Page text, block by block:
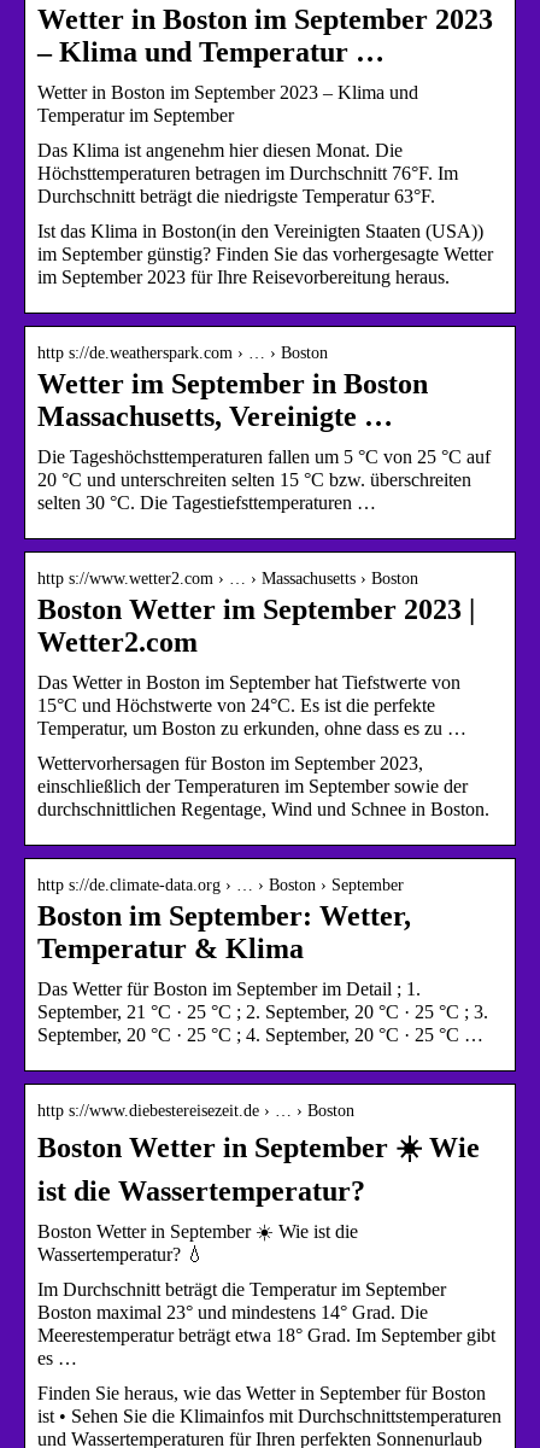
Wetter in Boston im September 2023
– Klima und Temperatur …
Wetter in Boston im September 2023 – Klima und
Temperatur im September
Das Klima ist angenehm hier diesen Monat. Die
Höchsttemperaturen betragen im Durchschnitt 76°F. Im
Durchschnitt beträgt die niedrigste Temperatur 63°F.
Ist das Klima in Boston(in den Vereinigten Staaten (USA))
im September günstig? Finden Sie das vorhergesagte Wetter
im September 2023 für Ihre Reisevorbereitung heraus.
http s://de.weatherspark.com › … › Boston
Wetter im September in Boston
Massachusetts, Vereinigte …
Die Tageshöchsttemperaturen fallen um 5 °C von 25 °C auf
20 °C und unterschreiten selten 15 °C bzw. überschreiten
selten 30 °C. Die Tagestiefsttemperaturen …
http s://www.wetter2.com › … › Massachusetts › Boston
Boston Wetter im September 2023 |
Wetter2.com
Das Wetter in Boston im September hat Tiefstwerte von
15°C und Höchstwerte von 24°C. Es ist die perfekte
Temperatur, um Boston zu erkunden, ohne dass es zu …
Wettervorhersagen für Boston im September 2023,
einschließlich der Temperaturen im September sowie der
durchschnittlichen Regentage, Wind und Schnee in Boston.
http s://de.climate-data.org › … › Boston › September
Boston im September: Wetter,
Temperatur & Klima
Das Wetter für Boston im September im Detail ; 1.
September, 21 °C · 25 °C ; 2. September, 20 °C · 25 °C ; 3.
September, 20 °C · 25 °C ; 4. September, 20 °C · 25 °C …
http s://www.diebestereisezeit.de › … › Boston
Boston Wetter in September ☀️ Wie
ist die Wassertemperatur?
Boston Wetter in September ☀️ Wie ist die
Wassertemperatur? 💧
Im Durchschnitt beträgt die Temperatur im September
Boston maximal 23° und mindestens 14° Grad. Die
Meerestemperatur beträgt etwa 18° Grad. Im September gibt
es …
Finden Sie heraus, wie das Wetter in September für Boston
ist • Sehen Sie die Klimainfos mit Durchschnittstemperaturen
und Wassertemperaturen für Ihren perfekten Sonnenurlaub